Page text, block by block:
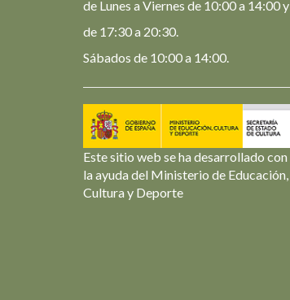
de Lunes a Viernes de 10:00 a 14:00 y
de 17:30 a 20:30.
Sábados de 10:00 a 14:00.
Este sitio web se ha desarrollado con
la ayuda del Ministerio de Educación,
Cultura y Deporte